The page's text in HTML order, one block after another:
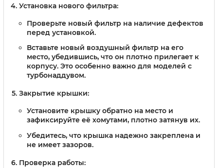
Установка нового фильтра:
Проверьте новый фильтр на наличие дефектов
перед установкой.
Вставьте новый воздушный фильтр на его
место, убедившись, что он плотно прилегает к
корпусу. Это особенно важно для моделей с
турбонаддувом.
Закрытие крышки:
Установите крышку обратно на место и
зафиксируйте её хомутами, плотно затянув их.
Убедитесь, что крышка надежно закреплена и
не имеет зазоров.
Проверка работы: